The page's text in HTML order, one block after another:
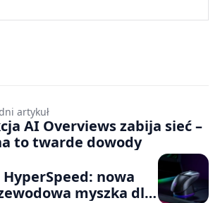
artykuł
AI Overviews zabija sieć –
to twarde dowody
HyperSpeed: nowa
myszka dla